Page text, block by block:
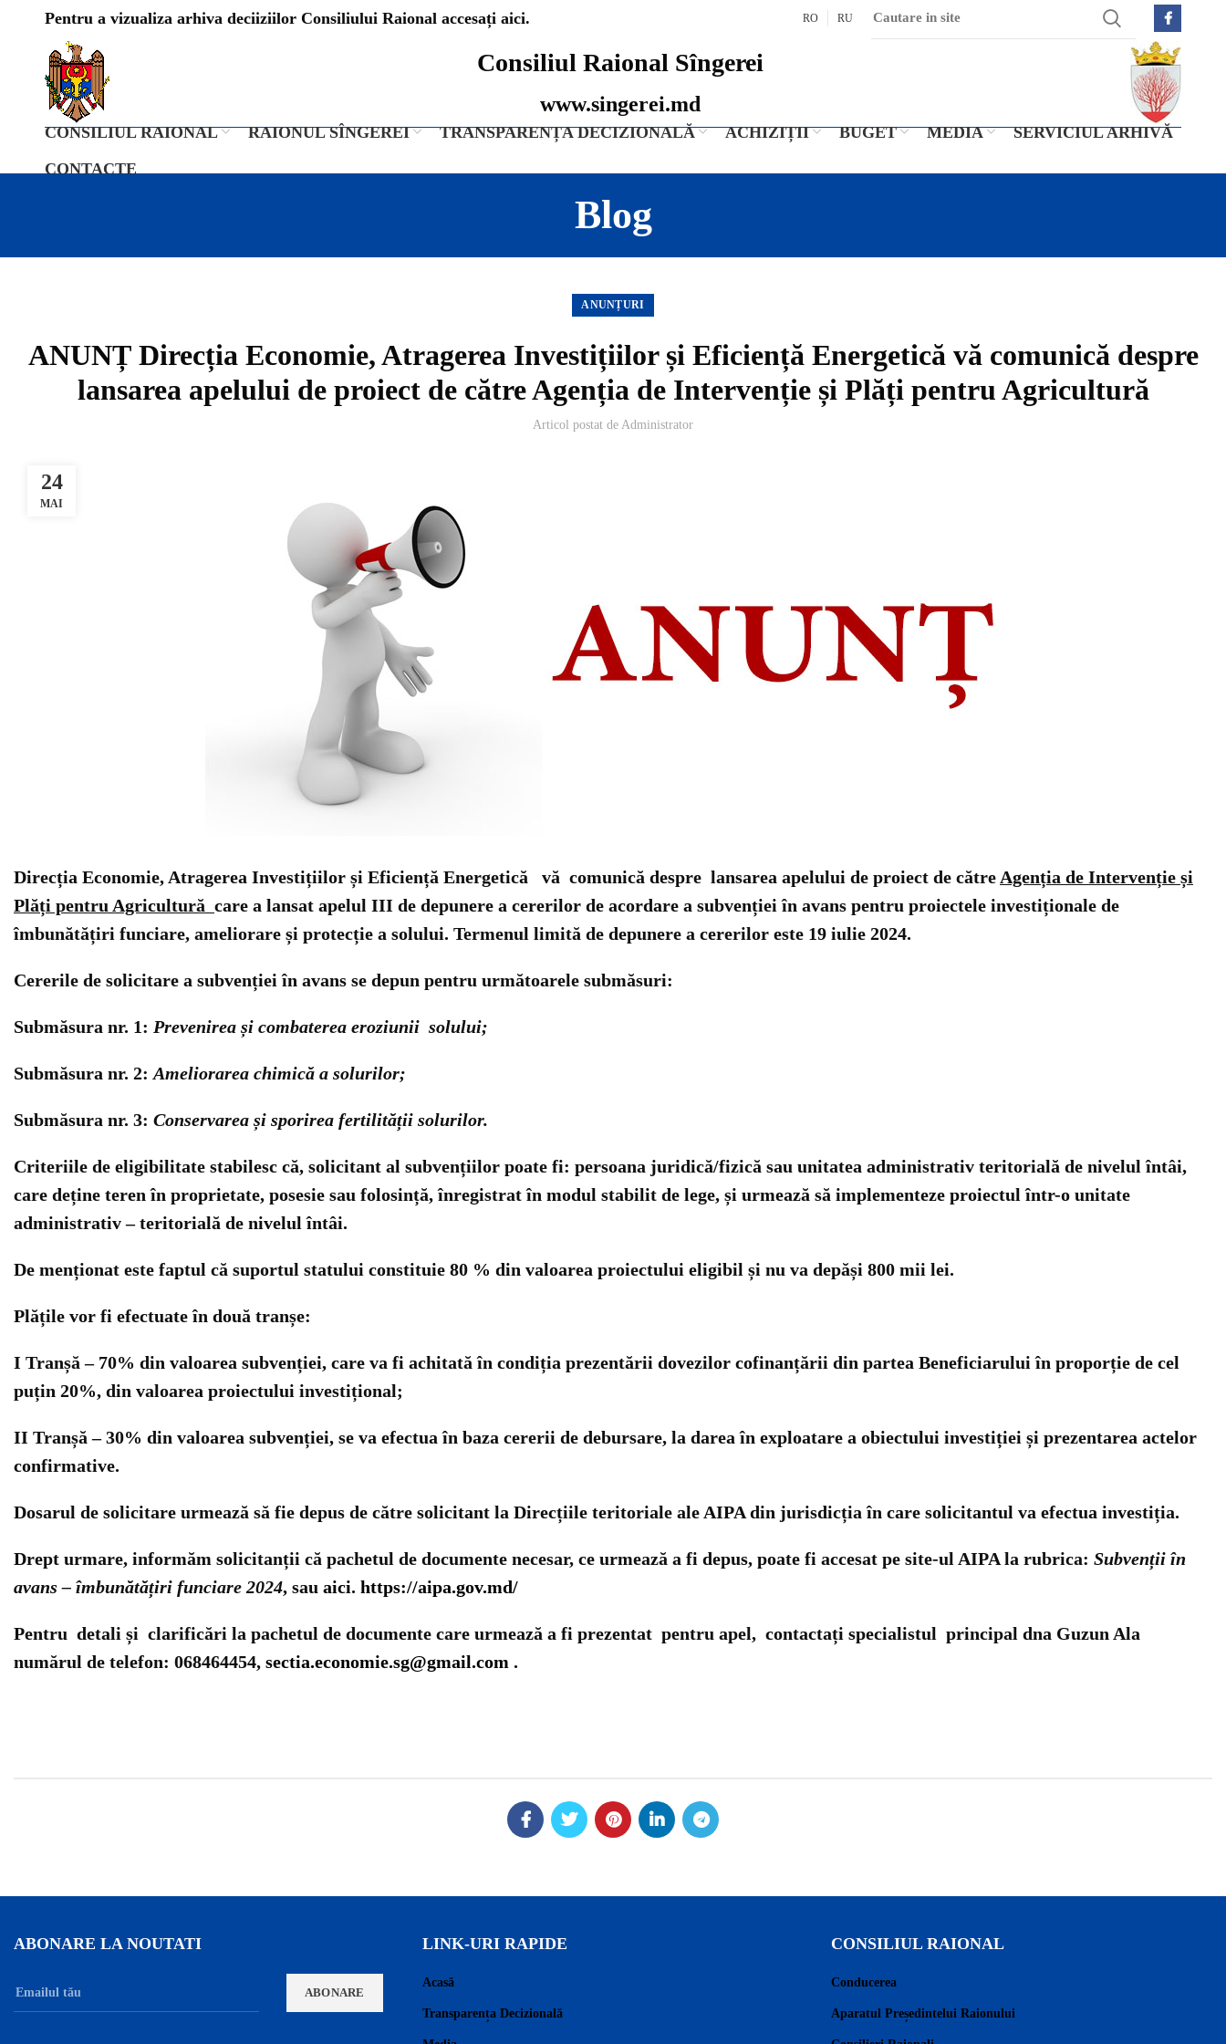
Pentru a vizualiza arhiva deciiziilor Consiliului Raional accesați aici. RO RU
Consiliul Raional Sîngerei
www.singerei.md
CONSILIUL RAIONAL RAIONUL SÎNGEREI TRANSPARENȚA DECIZIONALĂ ACHIZIȚII BUGET MEDIA
SERVICIUL ARHIVĂ
CONTACTE
Blog
ANUNȚURI
ANUNȚ Direcția Economie, Atragerea Investițiilor și Eficiență Energetică vă comunică despre
lansarea apelului de proiect de către Agenția de Intervenție și Plăți pentru Agricultură
Articol postat de Administrator
24
MAI
Direcția Economie, Atragerea Investițiilor și Eficiență Energetică vă comunică despre lansarea apelului de proiect de către Agenția de Intervenție și
Plăți pentru Agricultură care a lansat apelul III de depunere a cererilor de acordare a subvenției în avans pentru proiectele investiționale de
îmbunătățiri funciare, ameliorare și protecție a solului. Termenul limită de depunere a cererilor este 19 iulie 2024.
Cererile de solicitare a subvenției în avans se depun pentru următoarele submăsuri:
Submăsura nr. 1: Prevenirea și combaterea eroziunii solului;
Submăsura nr. 2: Ameliorarea chimică a solurilor;
Submăsura nr. 3: Conservarea și sporirea fertilității solurilor.
Criteriile de eligibilitate stabilesc că, solicitant al subvențiilor poate fi: persoana juridică/fizică sau unitatea administrativ teritorială de nivelul întâi,
care deține teren în proprietate, posesie sau folosință, înregistrat în modul stabilit de lege, și urmează să implementeze proiectul într-o unitate
administrativ – teritorială de nivelul întâi.
De menționat este faptul că suportul statului constituie 80 % din valoarea proiectului eligibil și nu va depăși 800 mii lei.
Plățile vor fi efectuate în două tranșe:
I Tranșă – 70% din valoarea subvenției, care va fi achitată în condiția prezentării dovezilor cofinanțării din partea Beneficiarului în proporție de cel
puțin 20%, din valoarea proiectului investițional;
II Tranșă – 30% din valoarea subvenției, se va efectua în baza cererii de debursare, la darea în exploatare a obiectului investiției și prezentarea actelor
confirmative.
Dosarul de solicitare urmează să fie depus de către solicitant la Direcțiile teritoriale ale AIPA din jurisdicția în care solicitantul va efectua investiția.
Drept urmare, informăm solicitanții că pachetul de documente necesar, ce urmează a fi depus, poate fi accesat pe site-ul AIPA la rubrica: Subvenții în
avans – îmbunătățiri funciare 2024, sau aici. https://aipa.gov.md/
Pentru detali și clarificări la pachetul de documente care urmează a fi prezentat pentru apel, contactați specialistul principal dna Guzun Ala
numărul de telefon: 068464454, sectia.economie.sg@gmail.com .
ABONARE LA NOUTATI LINK-URI RAPIDE
Acasă
Transparența Decizională
CONSILIUL RAIONAL
Conducerea
Aparatul Președintelui Raionului